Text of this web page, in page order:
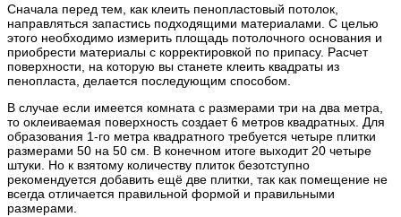
Сначала перед тем, как клеить пенопластовый потолок,
направляться запастись подходящими материалами. С целью
этого необходимо измерить площадь потолочного основания и
приобрести материалы с корректировкой по припасу. Расчет
поверхности, на которую вы станете клеить квадраты из
пенопласта, делается последующим способом.
В случае если имеется комната с размерами три на два метра,
то оклеиваемая поверхность создает 6 метров квадратных. Для
образования 1-го метра квадратного требуется четыре плитки
размерами 50 на 50 см. В конечном итоге выходит 20 четыре
штуки. Но к взятому количеству плиток безотступно
рекомендуется добавить ещё две плитки, так как помещение не
всегда отличается правильной формой и правильными
размерами.